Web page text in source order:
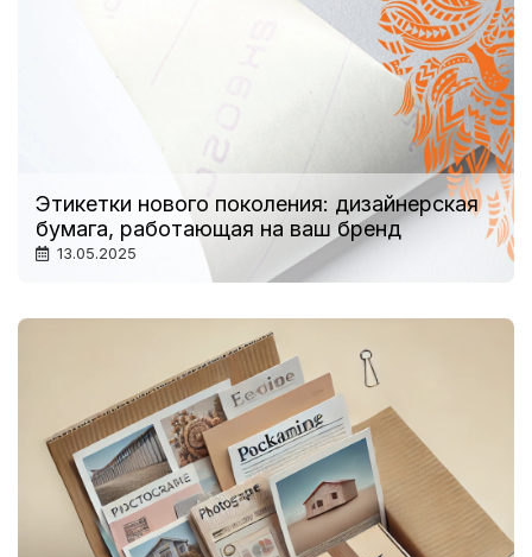
Этикетки нового поколения: дизайнерская
бумага, работающая на ваш бренд
13.05.2025